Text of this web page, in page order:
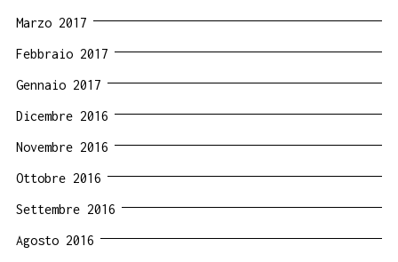
Marzo 2017
Febbraio 2017
Gennaio 2017
Dicembre 2016
Novembre 2016
Ottobre 2016
Settembre 2016
Agosto 2016